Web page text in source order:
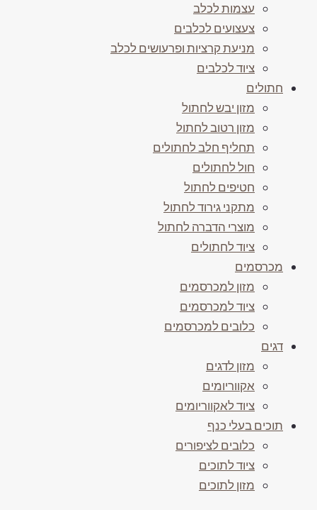
עצמות לכלב
צעצועים לכלבים
מניעת קרציות ופרעושים לכלב
ציוד לכלבים
חתולים
מזון יבש לחתול
מזון רטוב לחתול
תחליף חלב לחתולים
חול לחתולים
חטיפים לחתול
מתקני גירוד לחתול
מוצרי הדברה לחתול
ציוד לחתולים
מכרסמים
מזון למכרסמים
ציוד למכרסמים
כלובים למכרסמים
דגים
מזון לדגים
אקווריומים
ציוד לאקווריומים
תוכים בעלי כנף
כלובים לציפורים
ציוד לתוכים
מזון לתוכים